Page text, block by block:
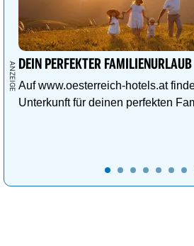
DEIN PERFEKTER FAMILIENURLAUB
Auf www.oesterreich-hotels.at
Unterkunft für deinen perfekten